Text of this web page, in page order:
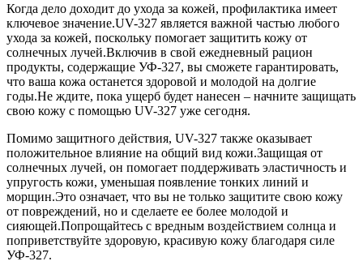
Когда дело доходит до ухода за кожей, профилактика имеет
ключевое значение.UV-327 является важной частью любого
ухода за кожей, поскольку помогает защитить кожу от
солнечных лучей.Включив в свой ежедневный рацион
продукты, содержащие УФ-327, вы сможете гарантировать,
что ваша кожа останется здоровой и молодой на долгие
годы.Не ждите, пока ущерб будет нанесен – начните защищать
свою кожу с помощью UV-327 уже сегодня.
Помимо защитного действия, UV-327 также оказывает
положительное влияние на общий вид кожи.Защищая от
солнечных лучей, он помогает поддерживать эластичность и
упругость кожи, уменьшая появление тонких линий и
морщин.Это означает, что вы не только защитите свою кожу
от повреждений, но и сделаете ее более молодой и
сияющей.Попрощайтесь с вредным воздействием солнца и
поприветствуйте здоровую, красивую кожу благодаря силе
УФ-327.